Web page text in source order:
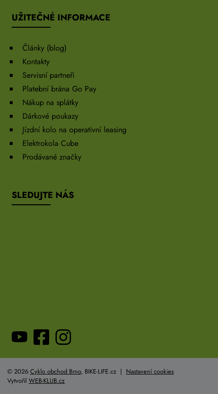
UŽITEČNÉ INFORMACE
Články (blog)
Kontakty
Servisní partneři
Platební brána Go Pay
Nákup na splátky
Dárkové poukazy
Jízdní kolo na operativní leasing
Elektrokola Cube
Prodávané značky
SLEDUJTE NÁS
© 2026 Cyklo obchod Brno, BIKE-LIFE.cz | Nastavení cookies
Vytvořil WEB-KLUB.cz